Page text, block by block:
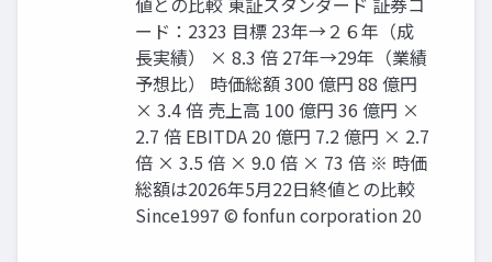
ード：2323 目標 23年→２６年（成
長実績） × 8.3 倍 27年→29年（業績
予想比） 時価総額 300 億円 88 億円
× 3.4 倍 売上高 100 億円 36 億円 ×
2.7 倍 EBITDA 20 億円 7.2 億円 × 2.7
倍 × 3.5 倍 × 9.0 倍 × 73 倍 ※ 時価
総額は2026年5月22日終値との比較
Since1997 © fonfun corporation 20